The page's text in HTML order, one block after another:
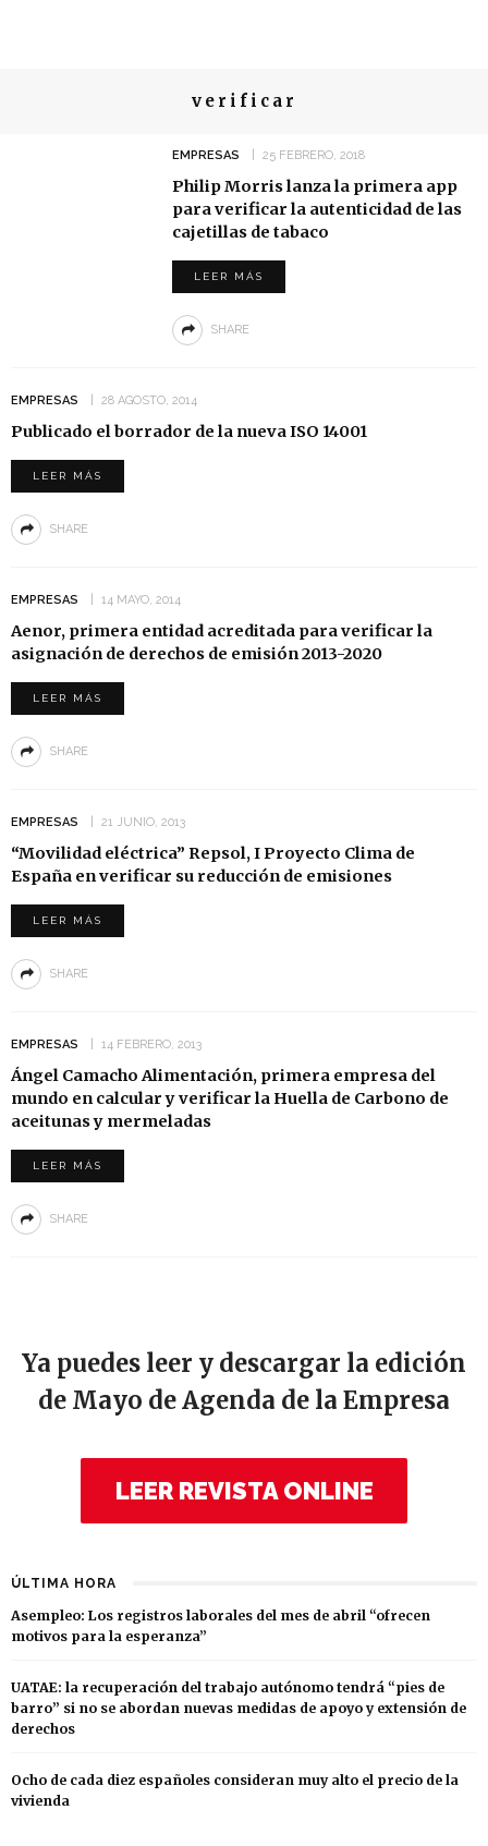
verificar
EMPRESAS 25 FEBRERO, 2018
Philip Morris lanza la primera app
para verificar la autenticidad de las
cajetillas de tabaco
LEER MÁS
SHARE
EMPRESAS 28 AGOSTO, 2014
Publicado el borrador de la nueva ISO 14001
LEER MÁS
SHARE
EMPRESAS 14 MAYO, 2014
Aenor, primera entidad acreditada para verificar la
asignación de derechos de emisión 2013-2020
LEER MÁS
SHARE
EMPRESAS 21 JUNIO, 2013
“Movilidad eléctrica” Repsol, I Proyecto Clima de
España en verificar su reducción de emisiones
LEER MÁS
SHARE
EMPRESAS 14 FEBRERO, 2013
Ángel Camacho Alimentación, primera empresa del
mundo en calcular y verificar la Huella de Carbono de
aceitunas y mermeladas
LEER MÁS
SHARE
Ya puedes leer y descargar la edición
de Mayo de Agenda de la Empresa
LEER REVISTA ONLINE
ÚLTIMA HORA
Asempleo: Los registros laborales del mes de abril “ofrecen
motivos para la esperanza”
UATAE: la recuperación del trabajo autónomo tendrá “pies de
barro” si no se abordan nuevas medidas de apoyo y extensión de
derechos
Ocho de cada diez españoles consideran muy alto el precio de la
vivienda